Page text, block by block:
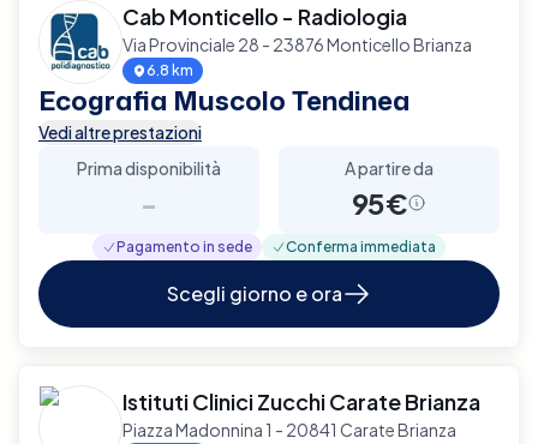
Cab Monticello - Radiologia
Via Provinciale 28 - 23876 Monticello Brianza
6.8 km
Ecografia Muscolo Tendinea
Vedi altre prestazioni
Prima disponibilità
-
A partire da
95€
Pagamento in sede Conferma immediata
Scegli giorno e ora
Istituti Clinici Zucchi Carate Brianza
Piazza Madonnina 1 - 20841 Carate Brianza